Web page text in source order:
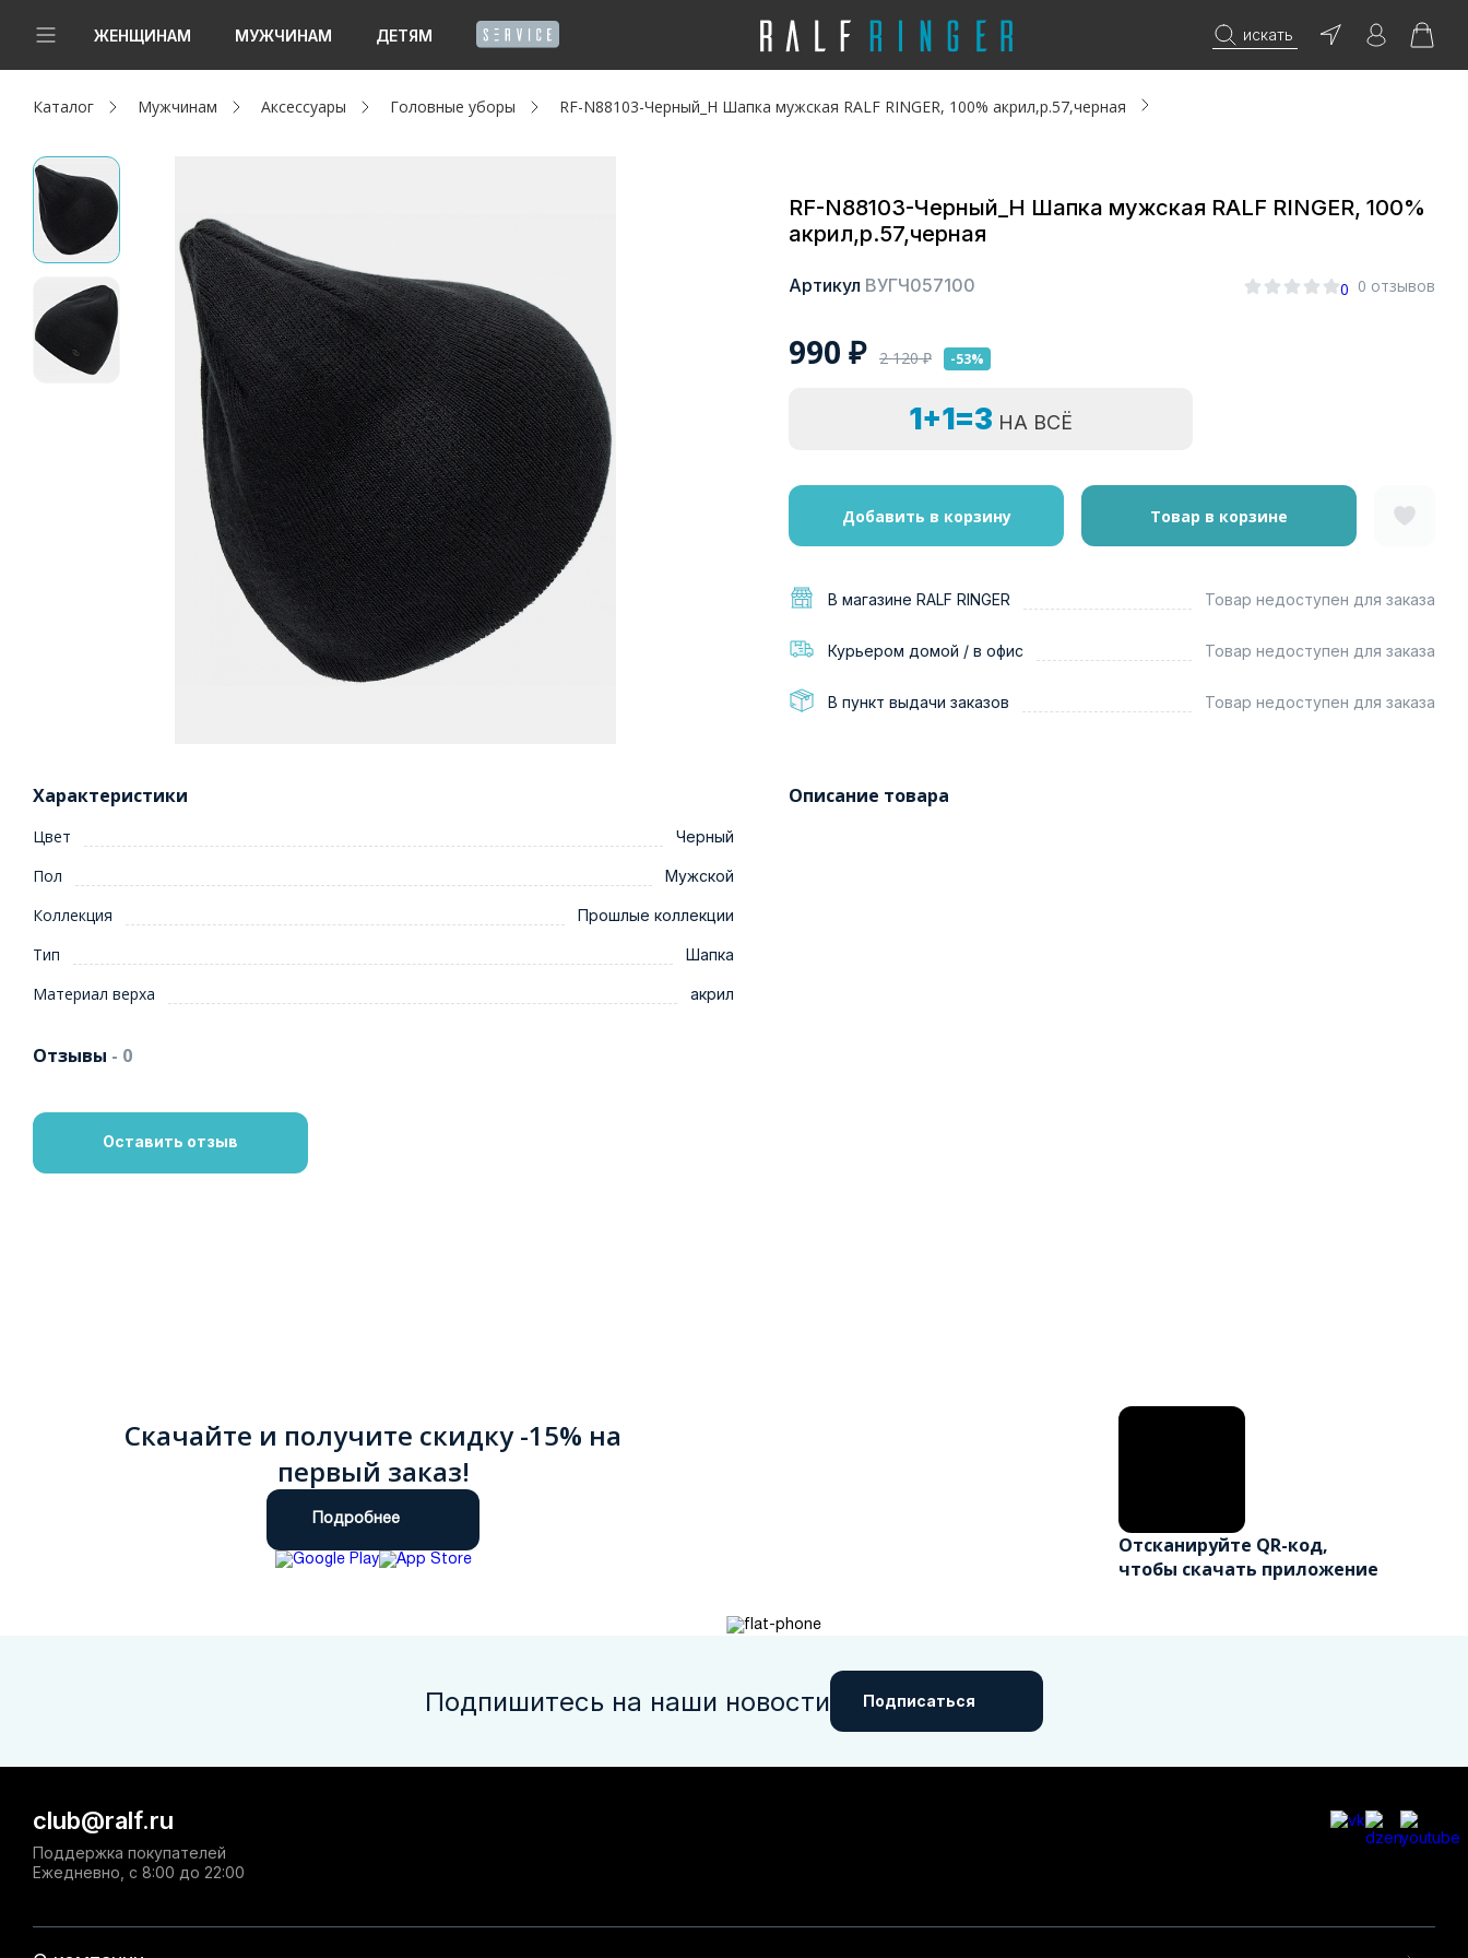
ЖЕНЩИНАМ МУЖЧИНАМ ДЕТЯМ искать
Новинки
Женщинам
Мужчинам
Капсула
Аутлет
Адреса магазинов
Каталог Мужчинам Аксессуары Головные уборы RF-N88103-Черный_Н Шапка мужская RALF RINGER, 100% акрил,р.57,черная
RF-N88103-Черный_Н Шапка мужская RALF RINGER, 100%
акрил,р.57,черная
Артикул ВУГЧ057100 0 0 отзывов
990 ₽ 2 120₽ -53%
1+1=3 НА ВСЁ
Добавить в корзину Товар в корзине
В магазине RALF RINGER Товар недоступен для заказа
Курьером домой / в офис Товар недоступен для заказа
В пункт выдачи заказов Товар недоступен для заказа
Характеристики
Цвет Черный
Пол Мужской
Коллекция Прошлые коллекции
Тип Шапка
Материал верха акрил
Описание товара
Отзывы - 0
Оставить отзыв
Скачайте и получите скидку -15% на
первый заказ!
Подробнее
Отсканируйте QR-код,
чтобы скачать приложение
Подпишитесь на наши новости Подписаться
club@ralf.ru
Поддержка покупателей
Ежедневно, с 8:00 до 22:00